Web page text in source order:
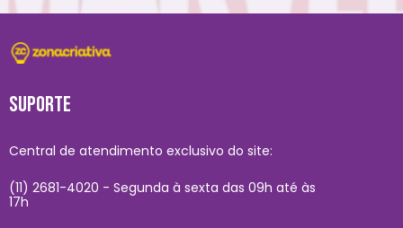
SUPORTE
Central de atendimento exclusivo do site:
(11) 2681-4020 - Segunda à sexta das 09h até às
17h